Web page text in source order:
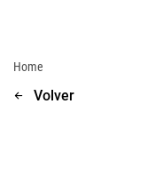
Home
Volver